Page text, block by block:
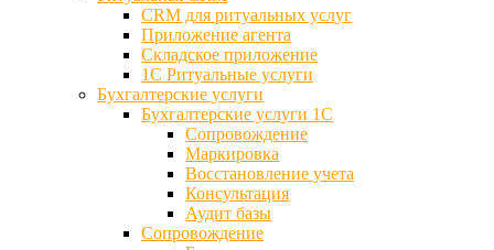
CRM для ритуальных услуг
Приложение агента
Складское приложение
1С Ритуальные услуги
Бухгалтерские услуги
Бухгалтерские услуги 1С
Сопровождение
Маркировка
Восстановление учета
Консультация
Аудит базы
Cопровождение